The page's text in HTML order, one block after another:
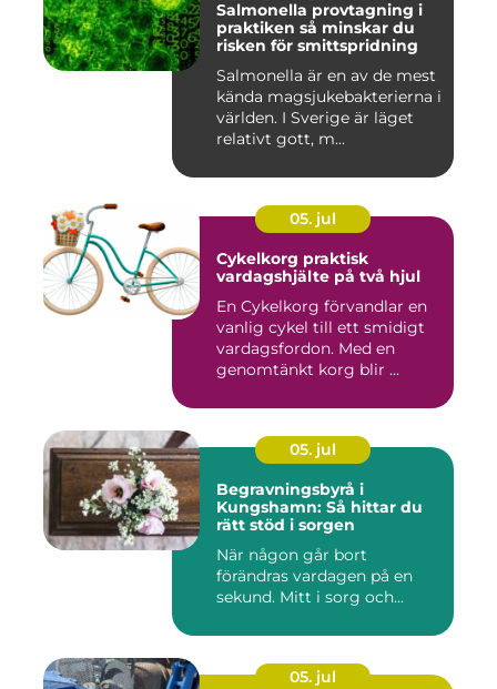
Salmonella provtagning i
praktiken så minskar du
risken för smittspridning
Salmonella är en av de mest
kända magsjukebakterierna i
världen. I Sverige är läget
relativt gott, m...
05. jul
Cykelkorg praktisk
vardagshjälte på två hjul
En Cykelkorg förvandlar en
vanlig cykel till ett smidigt
vardagsfordon. Med en
genomtänkt korg blir ...
05. jul
Begravningsbyrå i
Kungshamn: Så hittar du
rätt stöd i sorgen
När någon går bort
förändras vardagen på en
sekund. Mitt i sorg och...
05. jul